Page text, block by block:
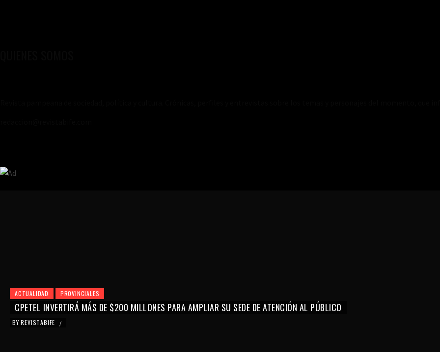
ACTUALIDAD PROVINCIALES
CPETEL INVERTIRÁ MÁS DE $200 MILLONES PARA AMPLIAR SU SEDE DE ATENCIÓN AL PÚBLICO
BY REVISTABIFE /